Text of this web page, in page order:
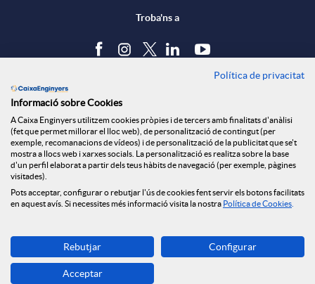
s
S
o
c
i
c
i
o
n
a
l
a
d
Troba'ns a
Política de cookies
Avís legal
Seguretat Online
Canal denúncies
Descarrega-la ara
Banca MOBILE
Política de privacitat
Informació sobre Cookies
A Caixa Enginyers utilitzem cookies pròpies i de tercers amb finalitats d'anàlisi
(fet que permet millorar el lloc web), de personalització de contingut (per
exemple, recomanacions de vídeos) i de personalització de la publicitat que se't
mostra a llocs web i xarxes socials. La personalització es realitza sobre la base
d'un perfil elaborat a partir dels teus hàbits de navegació (per exemple, pàgines
visitades).
Pots acceptar, configurar o rebutjar l'ús de cookies fent servir els botons facilitats
en aquest avís. Si necessites més informació visita la nostra Política de Cookies
Rebutjar Configurar
Acceptar